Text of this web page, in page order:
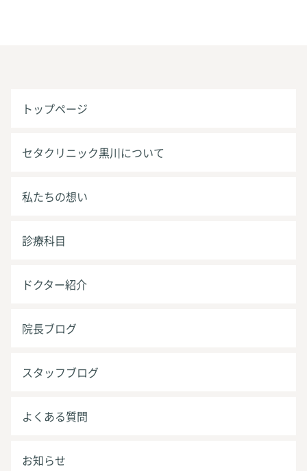
トップページ
セタクリニック黒川について
私たちの想い
診療科目
ドクター紹介
院長ブログ
スタッフブログ
よくある質問
お知らせ